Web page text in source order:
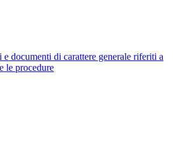
e documenti di carattere generale riferiti a
le procedure